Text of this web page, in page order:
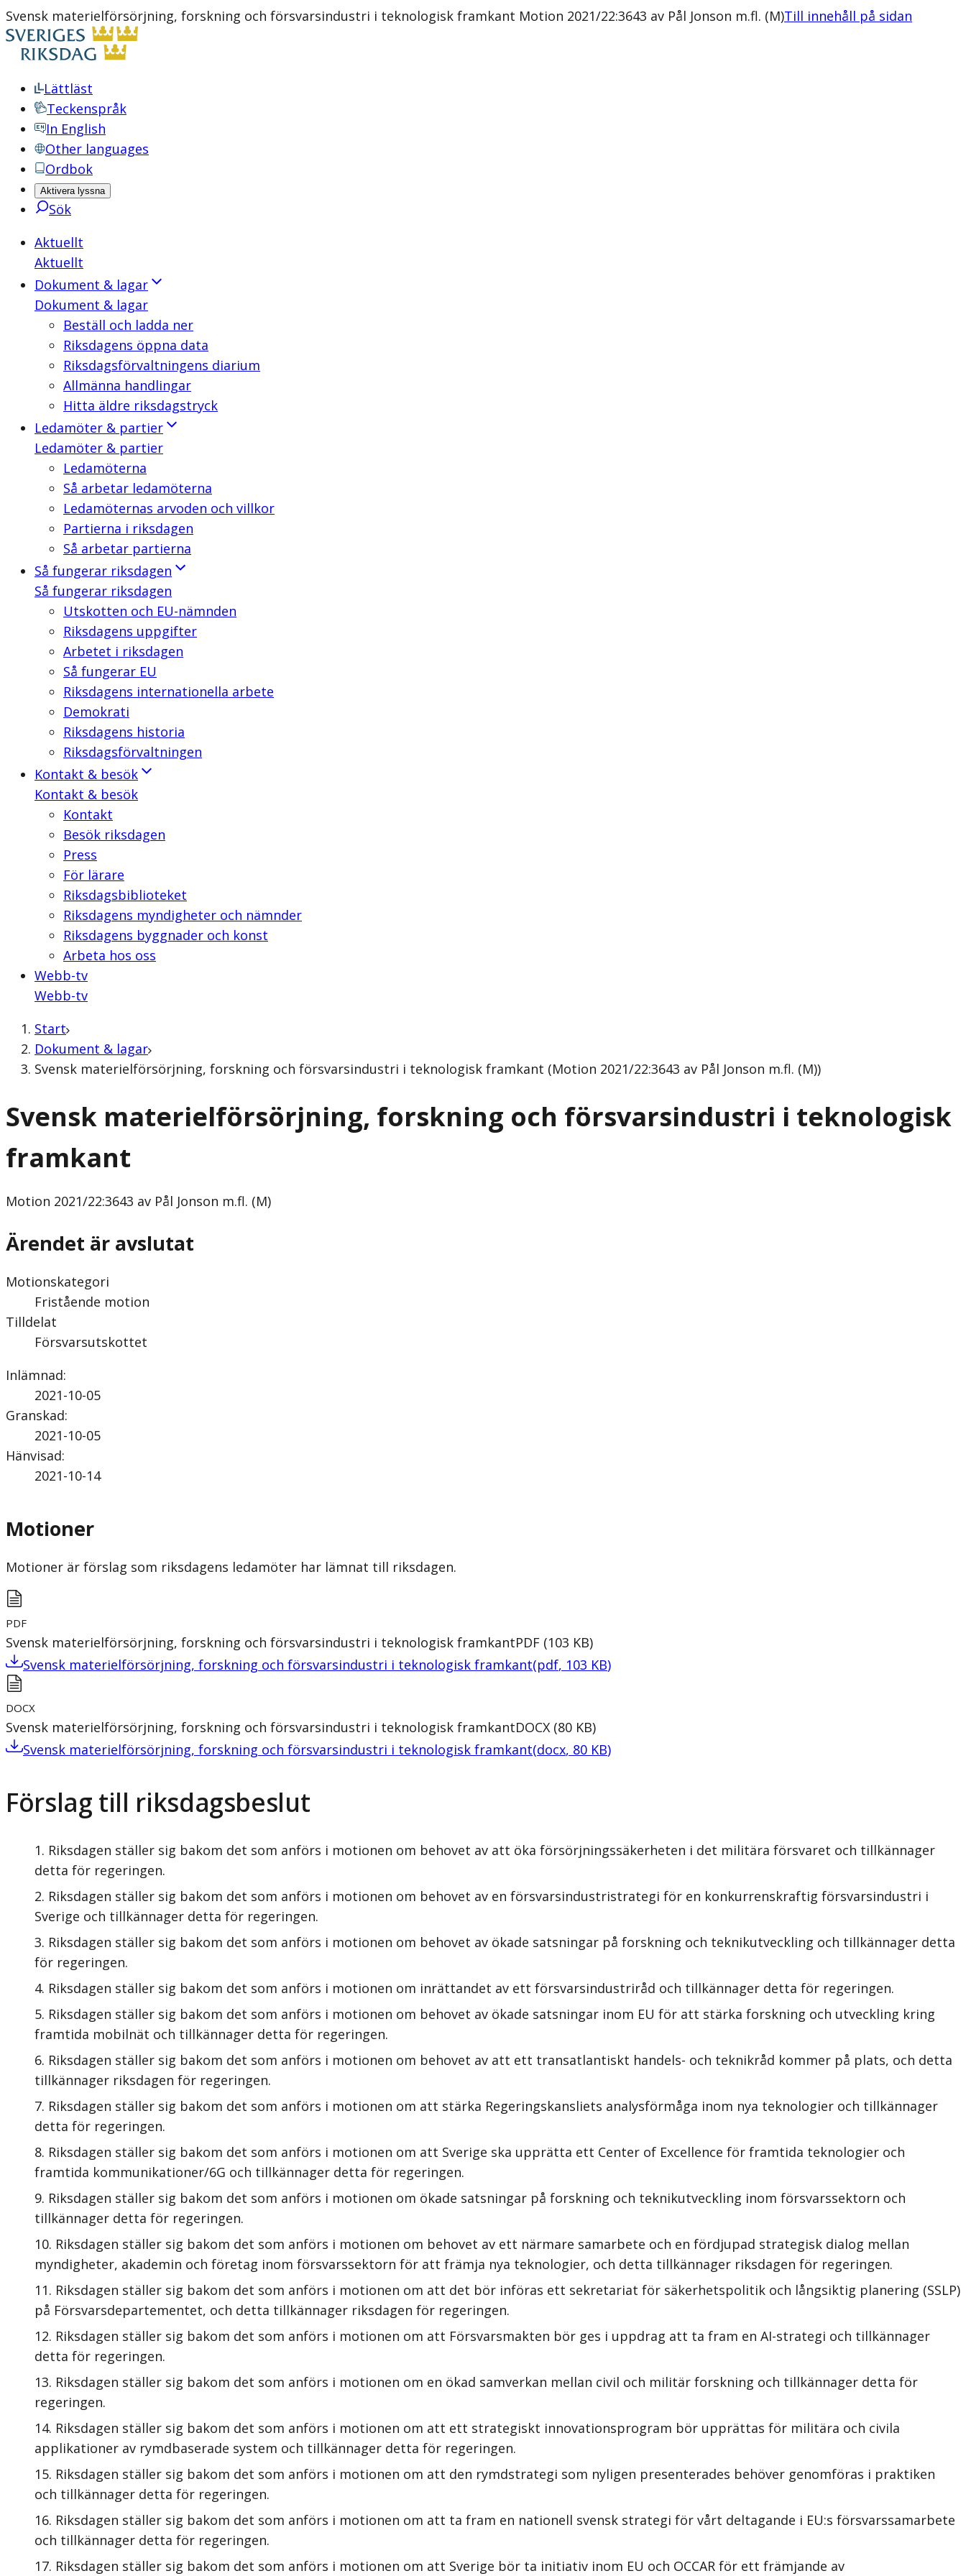
Svensk materielförsörjning, forskning och försvarsindustri i teknologisk framkant Motion 2021/22:3643 av Pål Jonson m.fl. (M)Till innehåll på sidan
Lättläst
Teckenspråk
In English
Other languages
Ordbok
Aktivera lyssna
Sök
Aktuellt
Aktuellt
Dokument & lagar
Dokument & lagar
Beställ och ladda ner
Riksdagens öppna data
Riksdagsförvaltningens diarium
Allmänna handlingar
Hitta äldre riksdagstryck
Ledamöter & partier
Ledamöter & partier
Ledamöterna
Så arbetar ledamöterna
Ledamöternas arvoden och villkor
Partierna i riksdagen
Så arbetar partierna
Så fungerar riksdagen
Så fungerar riksdagen
Utskotten och EU-nämnden
Riksdagens uppgifter
Arbetet i riksdagen
Så fungerar EU
Riksdagens internationella arbete
Demokrati
Riksdagens historia
Riksdagsförvaltningen
Kontakt & besök
Kontakt & besök
Kontakt
Besök riksdagen
Press
För lärare
Riksdagsbiblioteket
Riksdagens myndigheter och nämnder
Riksdagens byggnader och konst
Arbeta hos oss
Webb-tv
Webb-tv
Start
Dokument & lagar
Svensk materielförsörjning, forskning och försvarsindustri i teknologisk framkant (Motion 2021/22:3643 av Pål Jonson m.fl. (M))
Svensk materielförsörjning, forskning och försvarsindustri i teknologisk
framkant
Motion 2021/22:3643 av Pål Jonson m.fl. (M)
Ärendet är avslutat
Motionskategori
Fristående motion
Tilldelat
Försvarsutskottet
Inlämnad:
2021-10-05
Granskad:
2021-10-05
Hänvisad:
2021-10-14
Motioner
Motioner är förslag som riksdagens ledamöter har lämnat till riksdagen.
PDF
Svensk materielförsörjning, forskning och försvarsindustri i teknologisk framkantPDF (103 KB)
Svensk materielförsörjning, forskning och försvarsindustri i teknologisk framkant(pdf, 103 KB)
DOCX
Svensk materielförsörjning, forskning och försvarsindustri i teknologisk framkantDOCX (80 KB)
Svensk materielförsörjning, forskning och försvarsindustri i teknologisk framkant(docx, 80 KB)
Förslag till riksdagsbeslut
Riksdagen ställer sig bakom det som anförs i motionen om behovet av att öka försörjningssäkerheten i det militära försvaret och tillkännager
detta för regeringen.
Riksdagen ställer sig bakom det som anförs i motionen om behovet av en försvarsindustristrategi för en konkurrenskraftig försvarsindustri i
Sverige och tillkännager detta för regeringen.
Riksdagen ställer sig bakom det som anförs i motionen om behovet av ökade satsningar på forskning och teknikutveckling och tillkännager detta
för regeringen.
Riksdagen ställer sig bakom det som anförs i motionen om inrättandet av ett försvarsindustriråd och tillkännager detta för regeringen.
Riksdagen ställer sig bakom det som anförs i motionen om behovet av ökade satsningar inom EU för att stärka forskning och utveckling kring
framtida mobilnät och tillkännager detta för regeringen.
Riksdagen ställer sig bakom det som anförs i motionen om behovet av att ett transatlantiskt handels- och teknikråd kommer på plats, och detta
tillkännager riksdagen för regeringen.
Riksdagen ställer sig bakom det som anförs i motionen om att stärka Regeringskansliets analysförmåga inom nya teknologier och tillkännager
detta för regeringen.
Riksdagen ställer sig bakom det som anförs i motionen om att Sverige ska upprätta ett Center of Excellence för framtida teknologier och
framtida kommunikationer/6G och tillkännager detta för regeringen.
Riksdagen ställer sig bakom det som anförs i motionen om ökade satsningar på forskning och teknikutveckling inom försvarssektorn och
tillkännager detta för regeringen.
Riksdagen ställer sig bakom det som anförs i motionen om behovet av ett närmare samarbete och en fördjupad strategisk dialog mellan
myndigheter, akademin och företag inom försvarssektorn för att främja nya teknologier, och detta tillkännager riksdagen för regeringen.
Riksdagen ställer sig bakom det som anförs i motionen om att det bör införas ett sekretariat för säkerhetspolitik och långsiktig planering (SSLP)
på Försvarsdepartementet, och detta tillkännager riksdagen för regeringen.
Riksdagen ställer sig bakom det som anförs i motionen om att Försvarsmakten bör ges i uppdrag att ta fram en AI-strategi och tillkännager
detta för regeringen.
Riksdagen ställer sig bakom det som anförs i motionen om en ökad samverkan mellan civil och militär forskning och tillkännager detta för
regeringen.
Riksdagen ställer sig bakom det som anförs i motionen om att ett strategiskt innovationsprogram bör upprättas för militära och civila
applikationer av rymdbaserade system och tillkännager detta för regeringen.
Riksdagen ställer sig bakom det som anförs i motionen om att den rymdstrategi som nyligen presenterades behöver genomföras i praktiken
och tillkännager detta för regeringen.
Riksdagen ställer sig bakom det som anförs i motionen om att ta fram en nationell svensk strategi för vårt deltagande i EU:s försvarssamarbete
och tillkännager detta för regeringen.
Riksdagen ställer sig bakom det som anförs i motionen om att Sverige bör ta initiativ inom EU och OCCAR för ett främjande av